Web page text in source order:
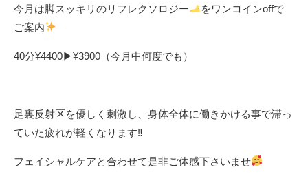
今月は脚スッキリのリフレクソロジー
をワンコインoffで
ご案内
40分¥4400▶︎¥3900（今月中何度でも）
足裏反射区を優しく刺激し、身体全体に働きかける事で滞っ
ていた疲れが軽くなります‼︎
フェイシャルケアと合わせて是非ご体感下さいませ